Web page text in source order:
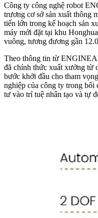
Công ty công nghệ robot
trương cơ sở sản xuất thông
tiến lớn trong kế hoạch sản
máy mới đặt tại khu
vuông, tương đương gần
Theo thông tin từ
đã chính thức xuất xưởng từ
bước khởi đầu cho tham
nghiệp của công ty trong bối
tư vào trí tuệ nhân tạo và tự